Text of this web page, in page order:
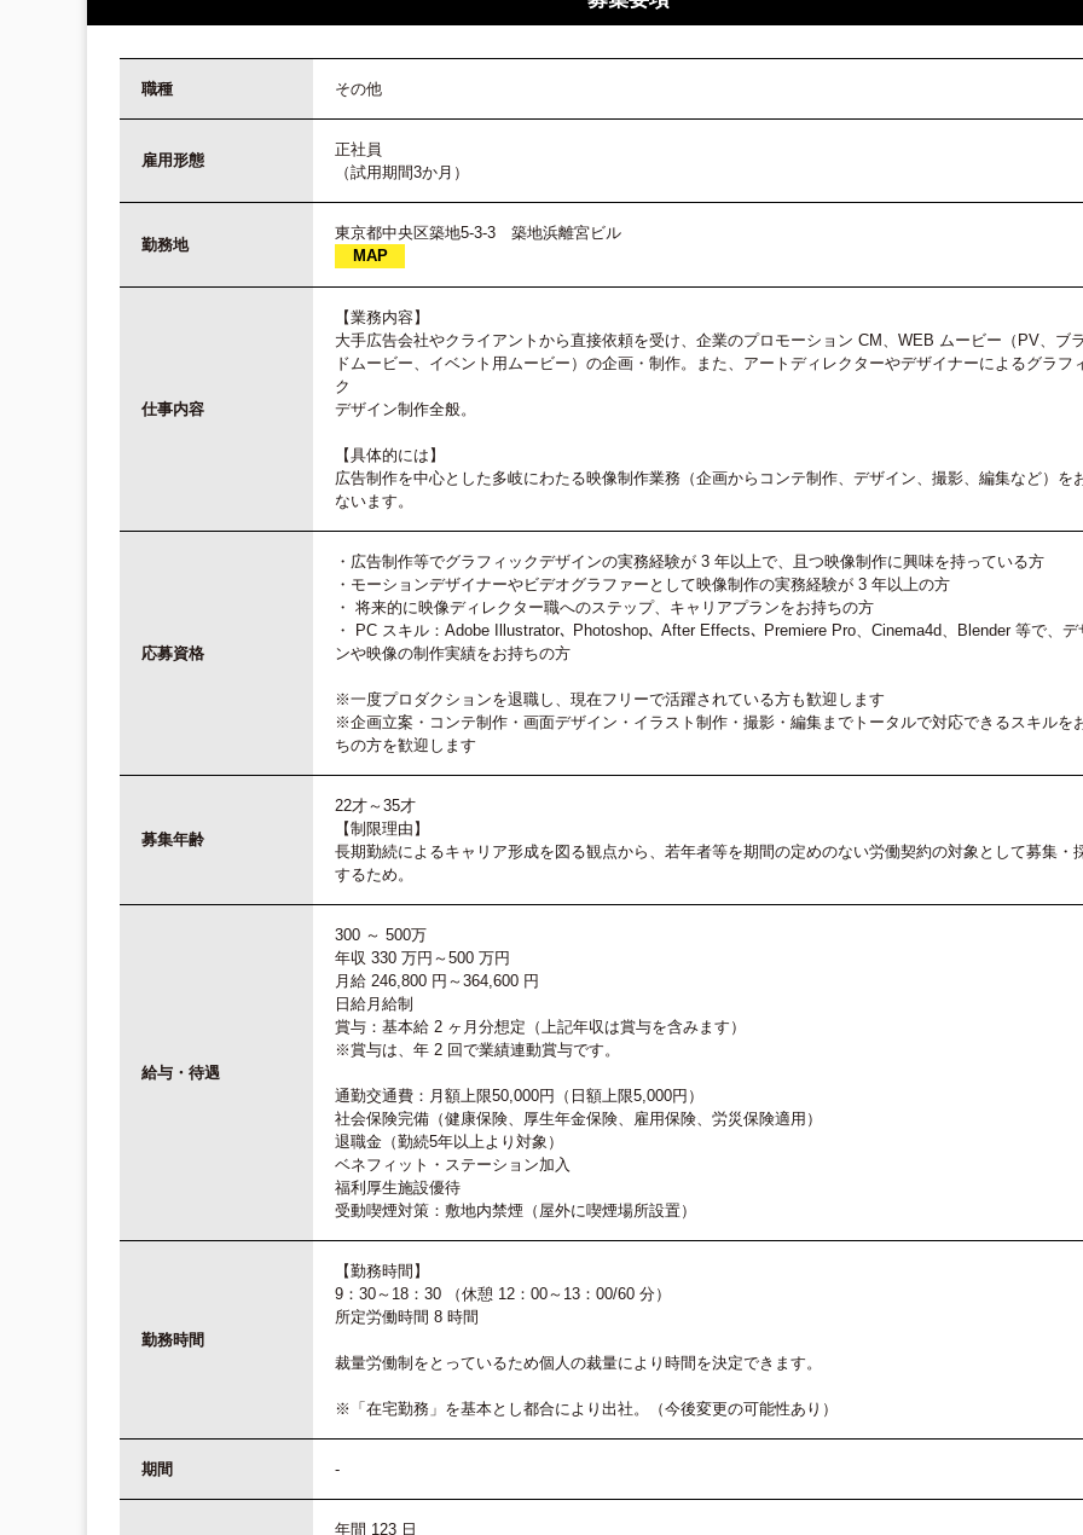
職種 その他
雇用形態
正社員
（試用期間3か月）
勤務地
東京都中央区築地5-3-3 築地浜離宮ビル
MAP
仕事内容
【業務内容】
大手広告会社やクライアントから直接依頼を受け、企業のプロモーション CM、WEB ムービー（PV、ブ
ドムービー、イベント用ムービー）の企画・制作。また、アートディレクターやデザイナーによるグラフ
ク
デザイン制作全般。
【具体的には】
広告制作を中心とした多岐にわたる映像制作業務（企画からコンテ制作、デザイン、撮影、編集など）を
ないます。
応募資格
・広告制作等でグラフィックデザインの実務経験が 3 年以上で、且つ映像制作に興味を持っている方
・モーションデザイナーやビデオグラファーとして映像制作の実務経験が 3 年以上の方
・ 将来的に映像ディレクター職へのステップ、キャリアプランをお持ちの方
・ PC スキル：Adobe Illustrator､ Photoshop､ After Effects､ Premiere Pro、Cinema4d、Blender 等で、デ
ンや映像の制作実績をお持ちの方
※一度プロダクションを退職し、現在フリーで活躍されている方も歓迎します
※企画立案・コンテ制作・画面デザイン・イラスト制作・撮影・編集までトータルで対応できるスキルを
ちの方を歓迎します
募集年齢
22才～35才
【制限理由】
長期勤続によるキャリア形成を図る観点から、若年者等を期間の定めのない労働契約の対象として募集・
するため。
給与・待遇
300 ～ 500万
年収 330 万円～500 万円
月給 246,800 円～364,600 円
日給月給制
賞与：基本給 2 ヶ月分想定（上記年収は賞与を含みます）
※賞与は、年 2 回で業績連動賞与です。
通勤交通費：月額上限50,000円（日額上限5,000円）
社会保険完備（健康保険、厚生年金保険、雇用保険、労災保険適用）
退職金（勤続5年以上より対象）
ベネフィット・ステーション加入
福利厚生施設優待
受動喫煙対策：敷地内禁煙（屋外に喫煙場所設置）
勤務時間
【勤務時間】
9：30～18：30 （休憩 12：00～13：00/60 分）
所定労働時間 8 時間
裁量労働制をとっているため個人の裁量により時間を決定できます。
※「在宅勤務」を基本とし都合により出社。（今後変更の可能性あり）
期間 -
年間 123 日